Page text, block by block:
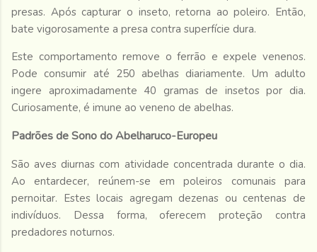
presas. Após capturar o inseto, retorna ao poleiro. Então,
bate vigorosamente a presa contra superfície dura.
Este comportamento remove o ferrão e expele venenos.
Pode consumir até 250 abelhas diariamente. Um adulto
ingere aproximadamente 40 gramas de insetos por dia.
Curiosamente, é imune ao veneno de abelhas.
Padrões de Sono do Abelharuco-Europeu
São aves diurnas com atividade concentrada durante o dia.
Ao entardecer, reúnem-se em poleiros comunais para
pernoitar. Estes locais agregam dezenas ou centenas de
indivíduos. Dessa forma, oferecem proteção contra
predadores noturnos.